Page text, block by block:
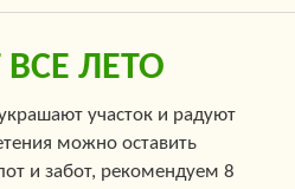
ЛЕТО
участок и радуют
можно оставить
и забот, рекомендуем 8